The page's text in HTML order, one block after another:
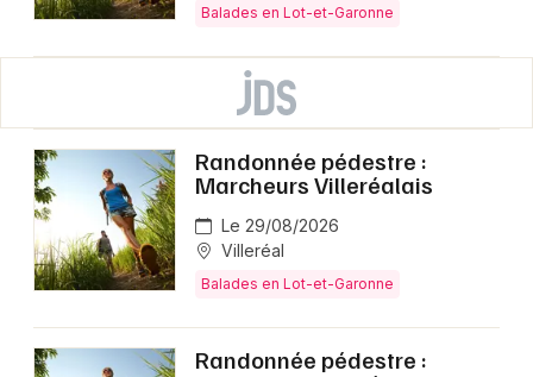
Balades en Lot-et-Garonne
Randonnée pédestre :
Marcheurs Villeréalais
Le 29/08/2026
Villeréal
Balades en Lot-et-Garonne
Randonnée pédestre :